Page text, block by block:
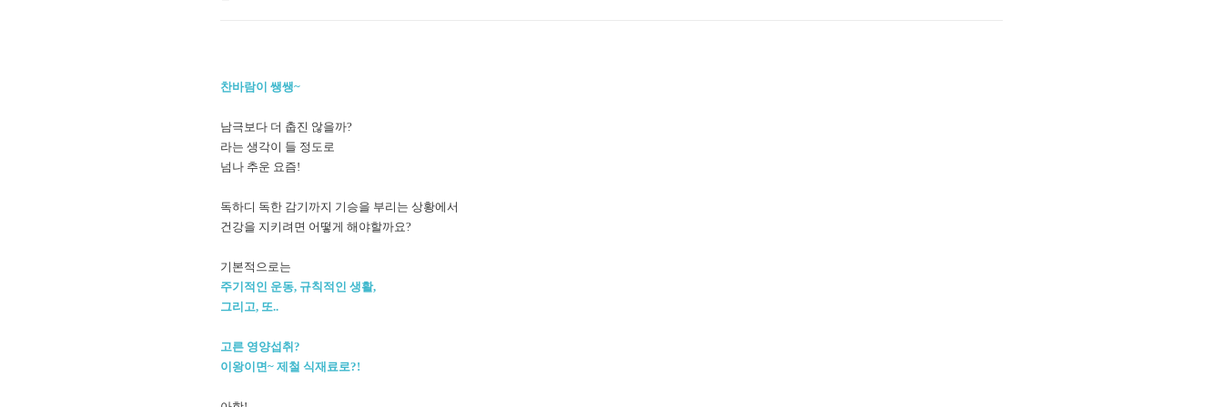
찬바람이 쌩쌩~
남극보다 더 춥진 않을까?
라는 생각이 들 정도로
넘나 추운 요즘!
독하디 독한 감기까지 기승을 부리는 상황에서
건강을 지키려면 어떻게 해야할까요?
기본적으로는
주기적인 운동, 규칙적인 생활,
그리고, 또..
고른 영양섭취?
이왕이면~ 제철 식재료로?!